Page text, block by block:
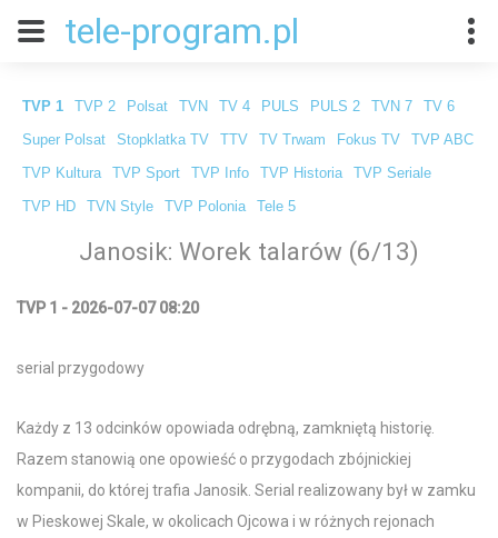
tele-program.pl
TVP 1 TVP 2 Polsat TVN TV 4 PULS PULS 2 TVN 7 TV 6
Super Polsat Stopklatka TV TTV TV Trwam Fokus TV TVP ABC
TVP Kultura TVP Sport TVP Info TVP Historia TVP Seriale
TVP HD TVN Style TVP Polonia Tele 5
Janosik: Worek talarów (6/13)
TVP 1 - 2026-07-07 08:20
serial przygodowy
Każdy z 13 odcinków opowiada odrębną, zamkniętą historię.
Razem stanowią one opowieść o przygodach zbójnickiej
kompanii, do której trafia Janosik. Serial realizowany był w zamku
w Pieskowej Skale, w okolicach Ojcowa i w różnych rejonach